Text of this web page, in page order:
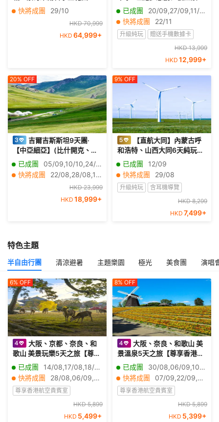
墨西哥亡靈節、坎昆、瑪雅
遺址圖倫古城、夢幻粉紅
湖、烏蘇曼、提奧狄華岡) 13
天之旅【全包價】《只辦1
快將成團 29/10
HKD 70,999
HKD 64,999+
台房) 長江三峽、重慶、宜
昌、荊州、武漢7天純玩團三
峽大壩、三峽之巔、升船
機、神女溪、《烽煙三國》
表演、豐都小官山、楚王車
馬陣、東湖水杉林、洪崖洞
已成團
20/09,27/09,11/10,25/10,08/11,15/11
快將成團
22/11
升級純玩
贈送手機數據卡
無車販
HKD 13,999
HKD 12,999+
20% OFF
吉爾吉斯斯坦9天團·
【中亞細亞】(比什開克、卡
拉科爾、奧古茲峽谷、布蘭
那塔、阿拉阿恰國家公園)
已成團
05/09,10/10,24/12,22/01,06/02,26/02,19/03,25/03
快將成團
22/08,28/08,11/09,19/09,25/09,03/10,16/10,24/10,30/10,07/11,13/11,21/11,27/11,05/12,11/12,01/01,15/01,29/01,12/02,05/03
HKD 23,999
HKD 18,999+
9% OFF
【直航大同】內蒙古呼
和浩特、山西大同6天純玩之
旅 響沙灣(騎駱駝、水上飛
車、鄂爾多斯婚禮表演)、輝
騰錫勒草原(下馬酒、蒙古袍
拍照、草原活動、篝火晚
會、相會敖包表演）、雲岡
石窟、應縣木塔、大召寺
已成團
12/09
快將成團
29/08
升級純玩
含耳機導覽
深度遊HKD 8,299
HKD 7,499+
特色主題
半自由行團 清涼避暑 主題樂園 極光 美食團 演唱
6% OFF
大阪、京都、奈良、和
歌山 美景玩樂5天之旅【尊享
香港航空貴賓室】「世界文
化遺產」金閣寺、八坂神
社、祇園花見小路、「日本
百大名城」和歌山城、紅葉
溪庭園、「世界文化遺產」
奈良東大寺、神鹿公園、一
已成團
14/08,17/08,18/08,20/08,22/08,24/08,25/08,26/08,27/08,29/08,31/08,01/09,02/09,03/09,04/09,05/09,07/09,08/09,09/09,11/09
快將成團
28/08,06/09,21/09,25/09,27/09,29/09,05/10,11/10,16/10,18/10,01/11,02/11,03/11,04/11,05/11,06/11,07/11,08/11,09/11,10/11
尊享香港航空貴賓室
無購物
紅葉秘境
HKD 5,899
HKD 5,499+
8% OFF
大阪、奈良、和歌山 美
景溫泉5天之旅【尊享香港航
空貴賓室】「賞花勝地」花
博記念公園鶴見綠地~風車之
丘、「世界文化遺產」興福
寺~中金堂、保證入住1晚
《國際品牌》南紀白濱Marri
已成團
30/08,06/09,10/09
快將成團
07/09,22/09,25/09,26/09,29/09
尊享香港航空貴賓室
無購物
HKD 5,899
HKD 5,399+